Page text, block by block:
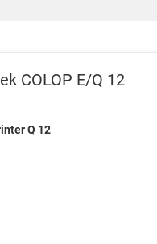
COLOP E/Q 12
Q 12